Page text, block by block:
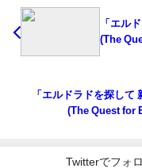
「エル
(The
「エルドラドを探して
(The Quest for
Twitterでフォ